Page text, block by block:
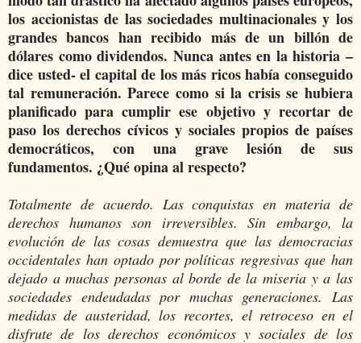
los accionistas de las sociedades multinacionales y los
grandes bancos han recibido más de un billón de
dólares como dividendos. Nunca antes en la historia –
dice usted- el capital de los más ricos había conseguido
tal remuneración. Parece como si la crisis se hubiera
planificado para cumplir ese objetivo y recortar de
paso los derechos cívicos y sociales propios de países
democráticos, con una grave lesión de sus
fundamentos. ¿Qué opina al respecto?
Totalmente de acuerdo. Las conquistas en materia de
derechos humanos son irreversibles. Sin embargo, la
evolución de las cosas demuestra que las democracias
occidentales han optado por políticas regresivas que han
dejado a muchas personas al borde de la miseria y a las
sociedades endeudadas por muchas generaciones. Las
medidas de austeridad, los recortes, el retroceso en el
disfrute de los derechos económicos y sociales de los